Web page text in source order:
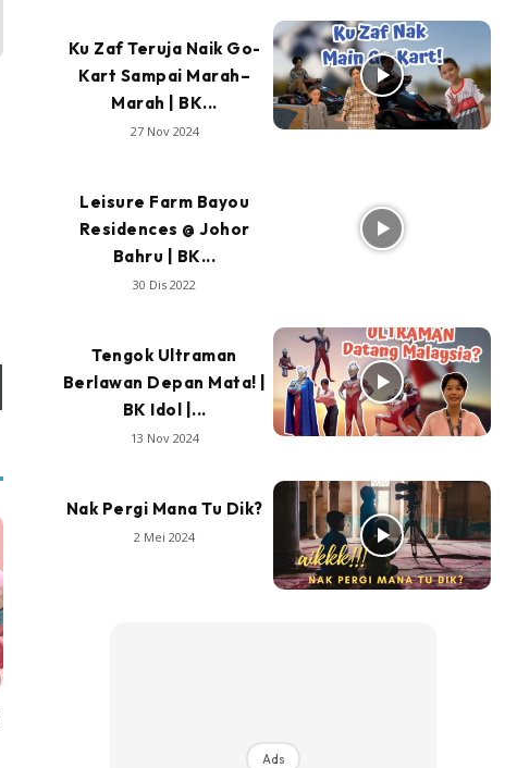
Ku Zaf Teruja Naik Go-
Kart Sampai Marah–
Marah | BK...
27 Nov 2024
Leisure Farm Bayou
Residences @ Johor
Bahru | BK...
30 Dis 2022
Tengok Ultraman
Berlawan Depan Mata! |
BK Idol |...
13 Nov 2024
Nak Pergi Mana Tu Dik?
2 Mei 2024
Ads